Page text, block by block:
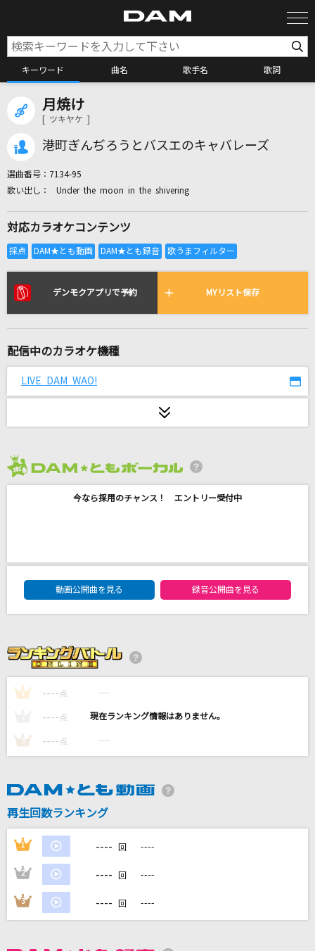
キーワード 曲名 歌手名 歌詞
全国りれき
リアルタイムで歌われている曲の一覧
Sharon
[生音]アイノカタチ feat.HIDE(GReeeeN)
瀬戸の花嫁
バルーン
[生音]カブトムシ
Blue Jeans(ビデオクリップバージョン)
山口百恵
カラオケ最新情報をチェック！
月焼け
[ ツキヤケ ]
港町ぎんぢろうとバスエのキャバレーズ
選曲番号： 7134-95
Under the moon in the shivering
対応カラオケコンテンツ
デンモクアプリで予約 MYリスト保存
配信中のカラオケ機種
LIVE DAM WAO!
今なら採用のチャンス！ エントリー受付中
DAM★ともボーカルエントリーランキング
動画公開曲を見る
録音公開曲を見る
1 ---- 点 ----
---- 点 ----
3 ---- 点 ----
再生回数ランキング
1 ---- 回 ----
2 ---- 回 ----
3 ---- 回 ----